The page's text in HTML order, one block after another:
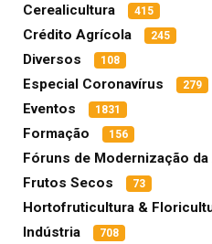
Cerealicultura 415
Crédito Agrícola 245
Diversos 108
Especial Coronavírus 279
Eventos 1831
Formação 156
Fóruns de Modernização
Frutos Secos 73
Hortofruticultura &
Indústria 708